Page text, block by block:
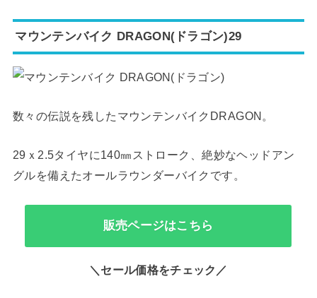
マウンテンバイク DRAGON(ドラゴン)29
数々の伝説を残したマウンテンバイクDRAGON。
29ｘ2.5タイヤに140㎜ストローク、絶妙なヘッドアン
グルを備えたオールラウンダーバイクです。
販売ページはこちら
＼セール価格をチェック／